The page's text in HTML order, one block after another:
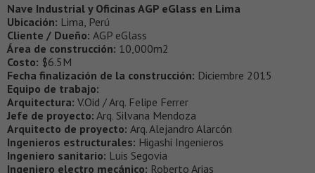
Nave Industrial y Oficinas AGP eGlass en Lima
Ubicación: Lima, Perú
Cliente / Dueño: AGP eGlass
Área de construcción: 10,000m2
Costo: $6.5M
Fecha finalización de la construcción: Diciembre 2015
Equipo de trabajo:
Arquitectura: V.Oid / Arq. Felipe Ferrer
Jefe de proyecto: Arq. Silvana Mendoza
Arquitecto de proyecto: Arq. Alejandro Alarcón
Ingenieros estructurales: Higashi Ingenieros
Ingeniero sanitario: Luis Segovia
Ingeniero electro mecánico: Roberto Arias